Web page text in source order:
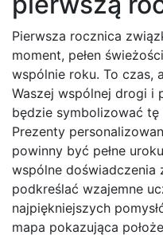
Pierwsza rocznica
moment, pełen
wspólnie roku. To czas,
Waszej wspólnej drogi i
będzie symbolizować
Prezenty
powinny być pełne
wspólne
podkreślać wzajemne
najpiękniejszych
mapa pokazująca